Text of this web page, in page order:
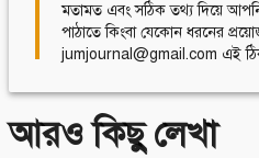
মতামত এবং সঠিক তথ্য দিয়ে
পাঠাতে কিংবা যেকোন ধরনের
jumjournal@gmail.com এই
আরও কিছু লেখা